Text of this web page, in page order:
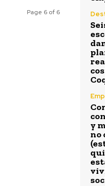
Page 6 of 6
y
no